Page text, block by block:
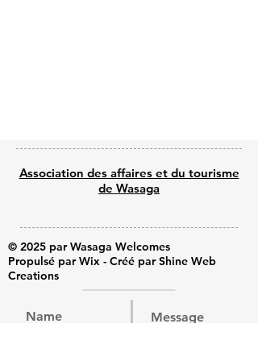
Association des affaires et du tourisme
de Wasaga
© 2025 par Wasaga Welcomes
Propulsé par Wix - Créé par Shine Web
Creations